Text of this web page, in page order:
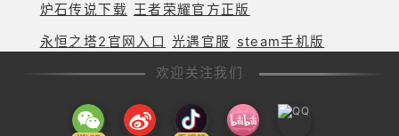
炉石传说下载 王者荣耀官方正版
永恒之塔2官网入口 光遇官服
steam手机版
欢迎关注我们